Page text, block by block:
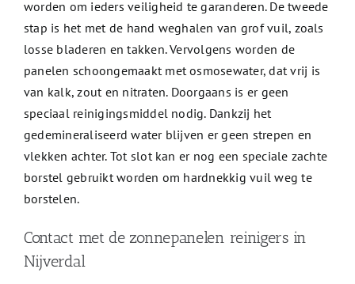
worden om ieders veiligheid te garanderen. De tweede
stap is het met de hand weghalen van grof vuil, zoals
losse bladeren en takken. Vervolgens worden de
panelen schoongemaakt met osmosewater, dat vrij is
van kalk, zout en nitraten. Doorgaans is er geen
speciaal reinigingsmiddel nodig. Dankzij het
gedemineraliseerd water blijven er geen strepen en
vlekken achter. Tot slot kan er nog een speciale zachte
borstel gebruikt worden om hardnekkig vuil weg te
borstelen.
Contact met de zonnepanelen reinigers in
Nijverdal